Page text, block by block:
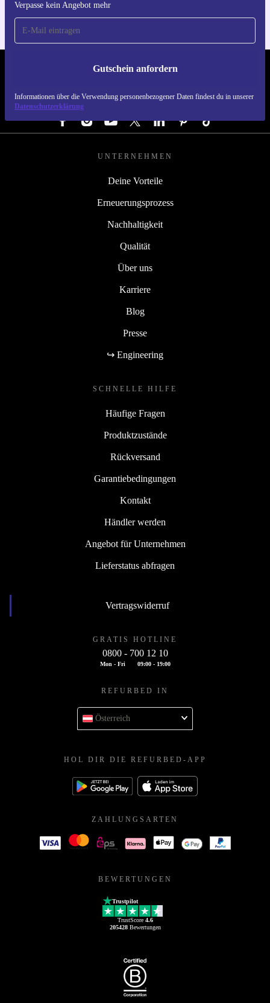
Verpasse kein Angebot mehr
Gutschein anfordern
Informationen über die Verwendung personenbezogener Daten findest du in unserer
Datenschutzerklärung
REFURBED ÖSTERREICH - RETHINK NEW.
FOLGE UNS
UNTERNEHMEN
Deine Vorteile
Erneuerungsprozess
Nachhaltigkeit
Qualität
Über uns
Karriere
Blog
Presse
↪ Engineering
SCHNELLE HILFE
Häufige Fragen
Produktzustände
Rückversand
Garantiebedingungen
Kontakt
Händler werden
Angebot für Unternehmen
Lieferstatus abfragen
Vertragswiderruf
GRATIS HOTLINE
0800 - 700 12 10
Mon - Fri 09:00 - 19:00
REFURBED IN
Österreich
HOL DIR DIE REFURBED-APP
ZAHLUNGSARTEN
BEWERTUNGEN
Trustpilot
TrustScore 4.6
205428Bewertungen